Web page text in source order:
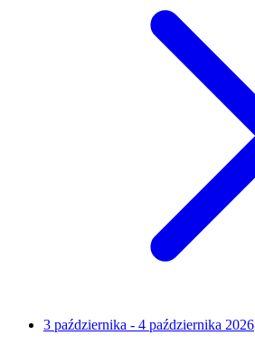
3 października - 4 października 2026